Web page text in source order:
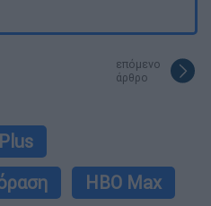
επόμενο
άρθρο
HBO Max